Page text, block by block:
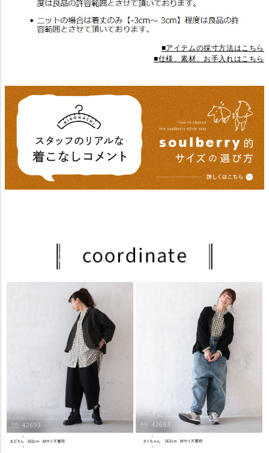
■アイテムの採寸方法はこちら
■仕様、素材、お手入れはこちら